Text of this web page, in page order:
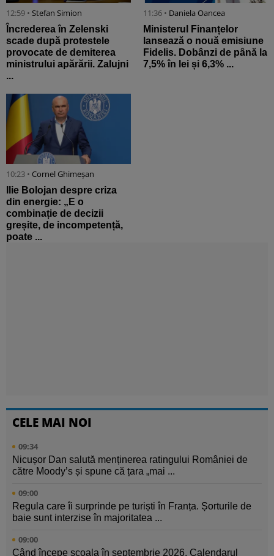
12:59 • Stefan Simion
Încrederea în Zelenski
scade după protestele
provocate de demiterea
ministrului apărării. Zalujni
...
11:36 • Daniela Oancea
Ministerul Finanțelor
lansează o nouă emisiune
Fidelis. Dobânzi de până la
7,5% în lei și 6,3% ...
10:23 • Cornel Ghimeșan
Ilie Bolojan despre criza
din energie: „E o
combinație de decizii
greșite, de incompetență,
poate ...
CELE MAI NOI
09:34
Nicușor Dan salută menținerea ratingului României de
către Moody’s și spune că țara „mai ...
09:00
Regula care îi surprinde pe turiști în Franța. Șorturile de
baie sunt interzise în majoritatea ...
09:00
Când începe școala în septembrie 2026. Calendarul